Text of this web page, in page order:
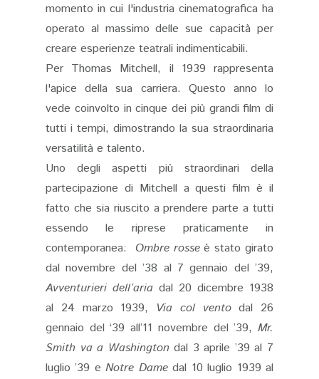
momento in cui l'industria cinematografica ha
operato al massimo delle sue capacità per
creare esperienze teatrali indimenticabili.
Per Thomas Mitchell, il 1939 rappresenta
l'apice della sua carriera. Questo anno lo
vede coinvolto in cinque dei più grandi film di
tutti i tempi, dimostrando la sua straordinaria
versatilità e talento.
Uno degli aspetti più straordinari della
partecipazione di Mitchell a questi film è il
fatto che sia riuscito a prendere parte a tutti
essendo le riprese praticamente in
contemporanea: Ombre rosseè stato girato
dal novembre del ’38 al 7 gennaio del ’39,
Avventurieri dell’aria dal 20 dicembre 1938
al 24 marzo 1939, Via col ventodal 26
gennaio del ‘39 all’11 novembre del ’39, Mr.
Smith va a Washington dal 3 aprile ’39 al 7
luglio ’39 eNotre Damedal 10 luglio 1939 al